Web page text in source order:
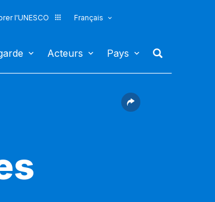
l'UNESCO
Français
Acteurs Pays